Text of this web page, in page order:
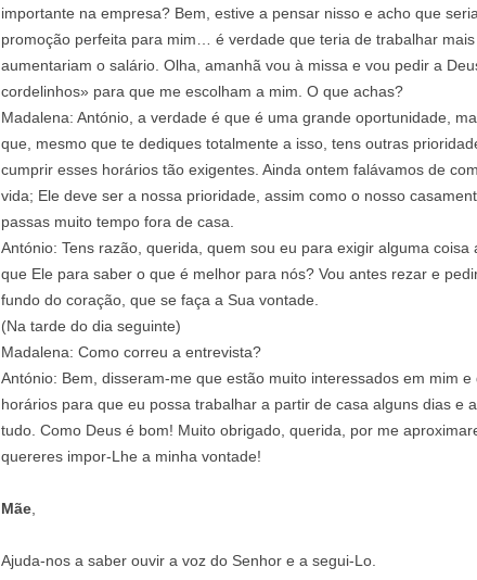
importante na empresa? Bem, estive a pensar nisso e acho que
promoção perfeita para mim… é verdade que teria de trabalhar
aumentariam o salário. Olha, amanhã vou à missa e vou pedir a
cordelinhos» para que me escolham a mim. O que achas?
Madalena: António, a verdade é que é uma grande oportunidade,
que, mesmo que te dediques totalmente a isso, tens outras
cumprir esses horários tão exigentes. Ainda ontem falávamos de
vida; Ele deve ser a nossa prioridade, assim como o nosso
passas muito tempo fora de casa.
António: Tens razão, querida, quem sou eu para exigir alguma coisa
que Ele para saber o que é melhor para nós? Vou antes rezar e
fundo do coração, que se faça a Sua vontade.
(Na tarde do dia seguinte)
Madalena: Como correu a entrevista?
António: Bem, disseram-me que estão muito interessados em mim
horários para que eu possa trabalhar a partir de casa alguns dias e
tudo. Como Deus é bom! Muito obrigado, querida, por me
quereres impor-Lhe a minha vontade!
Mãe,
Ajuda-nos a saber ouvir a voz do Senhor e a segui-Lo.